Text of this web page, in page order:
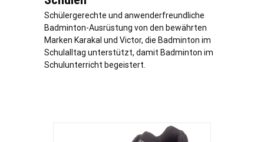
Schülergerechte und anwenderfreundliche
Badminton-Ausrüstung von den bewährten
Marken Karakal und Victor, die Badminton im
Schulalltag unterstützt, damit Badminton im
Schulunterricht begeistert.